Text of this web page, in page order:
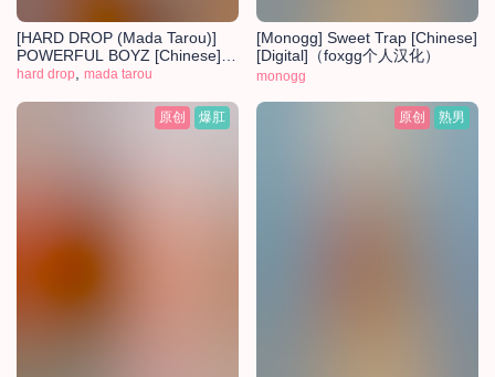
[HARD DROP (Mada Tarou)]
POWERFUL BOYZ [Chinese]
[猫咪自汉化] [UNCENSORED]
hard drop mada tarou
[Monogg] Sweet Trap [Chinese]
[Digital]（foxgg个人汉化）
monogg
原创 爆肛 原创 熟男